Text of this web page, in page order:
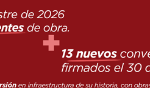
DIARIO